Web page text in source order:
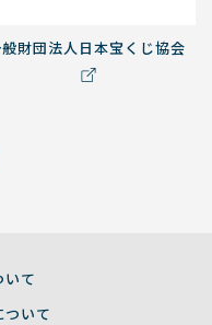
般財団法人日本宝くじ協会
いて
ついて